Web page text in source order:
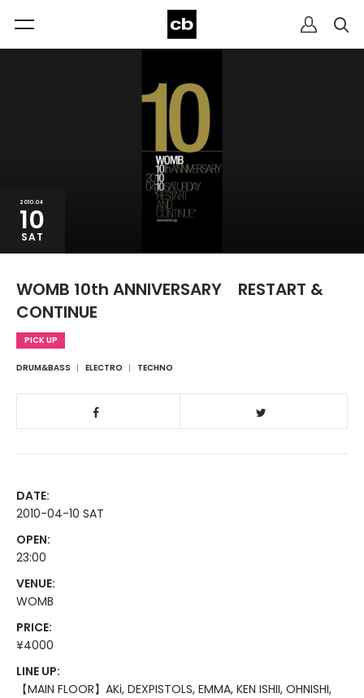
2010.04
10
SAT
WOMB 10th ANNIVERSARY RESTART &
CONTINUE
PICK UP
DRUM&BASS ELECTRO TECHNO
DATE:
2010-04-10 SAT
OPEN:
23:00
VENUE:
WOMB
PRICE:
¥4000
LINE UP:
【MAIN FLOOR】AKi, DEXPISTOLS, EMMA, KEN ISHII, OHNISHI,